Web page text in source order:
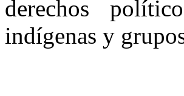
derechos
indígenas y